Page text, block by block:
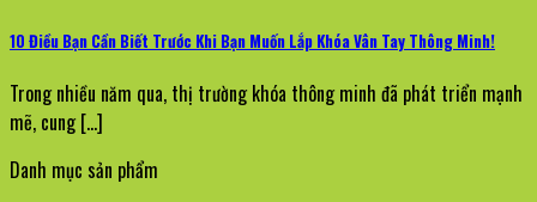
10 Điều Bạn Cần Biết Trước Khi Bạn Muốn Lắp Khóa Vân Tay Thông Minh!
Trong nhiều năm qua, thị trường khóa thông minh đã phát triển mạnh
mẽ, cung [...]
Danh mục sản phẩm